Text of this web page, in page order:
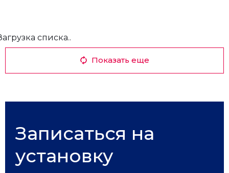
списка..
Показать еще
Записаться на
установку